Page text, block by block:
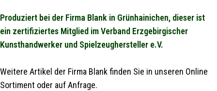
Produziert bei der Firma Blank in Grünhainichen, dieser ist
ein zertifiziertes Mitglied im Verband Erzgebirgischer
Kunsthandwerker und Spielzeughersteller e.V.
Weitere Artikel der Firma Blank finden Sie in unseren Online
Sortiment oder auf Anfrage.